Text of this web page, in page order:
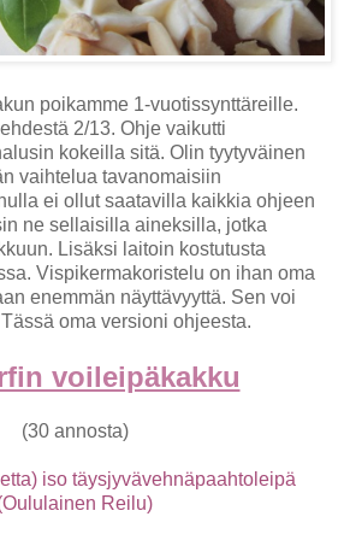
poikamme 1-vuotissynttäreille.
2/13. Ohje vaikutti
kokeilla sitä. Olin tyytyväinen
vaihtelua tavanomaisiin
ei ollut saatavilla kaikkia ohjeen
ne sellaisilla aineksilla, jotka
Lisäksi laitoin kostutusta
Vispikermakoristelu on ihan oma
enemmän näyttävyyttä. Sen voi
oma versioni ohjeesta.
voileipäkakku
(30 annosta)
iso täysjyvävehnäpaahtoleipä
Reilu)